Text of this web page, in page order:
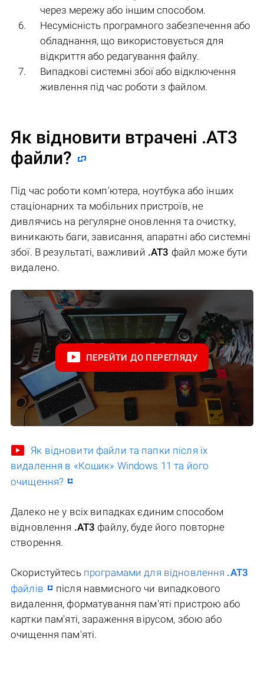
через мережу або іншим способом.
Несумісність програмного забезпечення або
обладнання, що використовується для
відкриття або редагування файлу.
Випадкові системні збої або відключення
живлення під час роботи з файлом.
Як відновити втрачені .AT3
файли?
Під час роботи комп'ютера, ноутбука або інших
стаціонарних та мобільних пристроїв, не
дивлячись на регулярне оновлення та очистку,
виникають баги, зависання, апаратні або системні
збої. В результаті, важливий .AT3 файл може бути
видалено.
ПЕРЕЙТИ ДО ПЕРЕГЛЯДУ
Як відновити файли та папки після їх
видалення в «Кошик» Windows 11 та його
очищення?
Далеко не у всіх випадках єдиним способом
відновлення .AT3 файлу, буде його повторне
створення.
Скористуйтесь програмами для відновлення .AT3
файлів
після навмисного чи випадкового
видалення, форматування пам'яті пристрою або
картки пам'яті, зараження вірусом, збою або
очищення пам'яті.